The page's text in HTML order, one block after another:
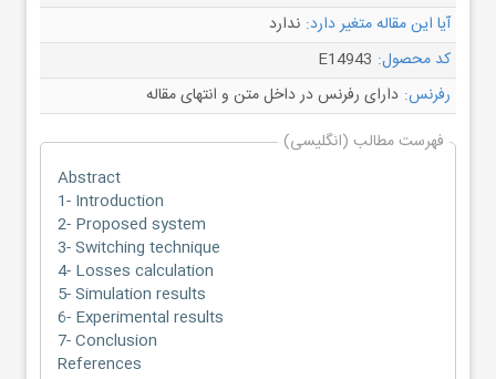
آیا این مقاله متغیر دارد: ندارد
کد محصول: E14943
رفرنس: دارای رفرنس در داخل متن و انتهای مقاله
فهرست مطالب (انگلیسی)
Abstract
1- Introduction
2- Proposed system
3- Switching technique
4- Losses calculation
5- Simulation results
6- Experimental results
7- Conclusion
References